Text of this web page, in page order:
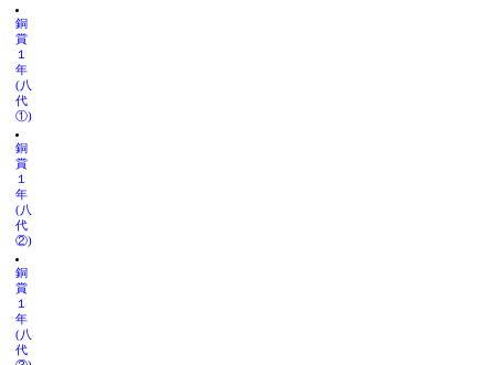
銅
賞
１
年
(八
代
①)
銅
賞
１
年
(八
代
②)
銅
賞
１
年
(八
代